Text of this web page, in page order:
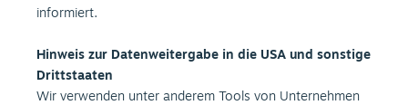
informiert.
Hinweis zur Datenweitergabe in die USA und sonstige
Drittstaaten
Wir verwenden unter anderem Tools von Unternehmen